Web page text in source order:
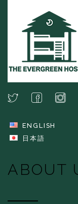
ENGLISH
日本語
ABOUT